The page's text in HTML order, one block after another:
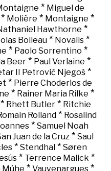
* Miguel de
* Molière * Montaigne *
Hawthorne *
Boileau * Novalis *
* Paolo Sorrentino *
Beer * Paul Verlaine *
II Petrović Njegoš *
* Pierre Choderlos de
* Rainer Maria Rilke *
Rhett Butler* Ritchie
Rolland* Rosalind
* Samuel Noah
Juan de la Cruz * Saul
* Stendhal * Søren
* Terrence Malick *
Mühe * Vauvenargues *